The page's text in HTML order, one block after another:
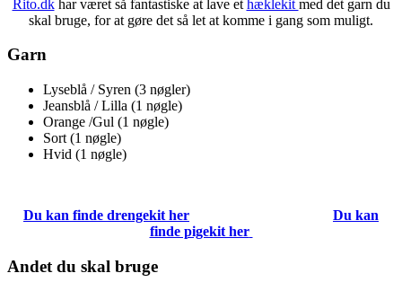
Rito.dkhar været så fantastiske at lave et hæklekit med det garn du
skal bruge, for at gøre det så let at komme i gang som muligt.
Garn
Lyseblå / Syren (3 nøgler)
Jeansblå / Lilla (1 nøgle)
Orange /Gul (1 nøgle)
Sort (1 nøgle)
Hvid (1 nøgle)
Du kan finde drengekit her
Du kan
finde pigekit her
Andet du skal bruge